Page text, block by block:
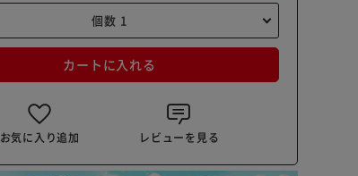
カートに入れる
お気に入り追加 レビューを見る